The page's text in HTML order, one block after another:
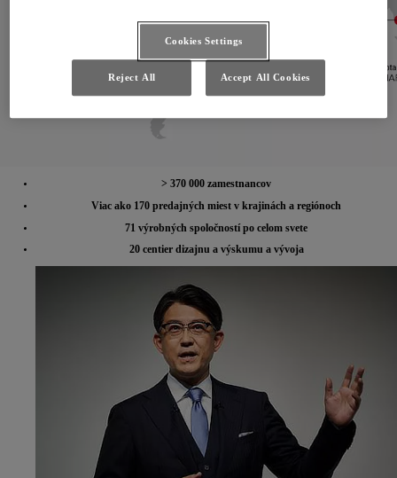
> 370 000 zamestnancov
Viac ako 170 predajných miest v krajinách a regiónoch
71 výrobných spoločností po celom svete
20 centier dizajnu a výskumu a vývoja
Cookies Settings
Reject All Accept All Cookies